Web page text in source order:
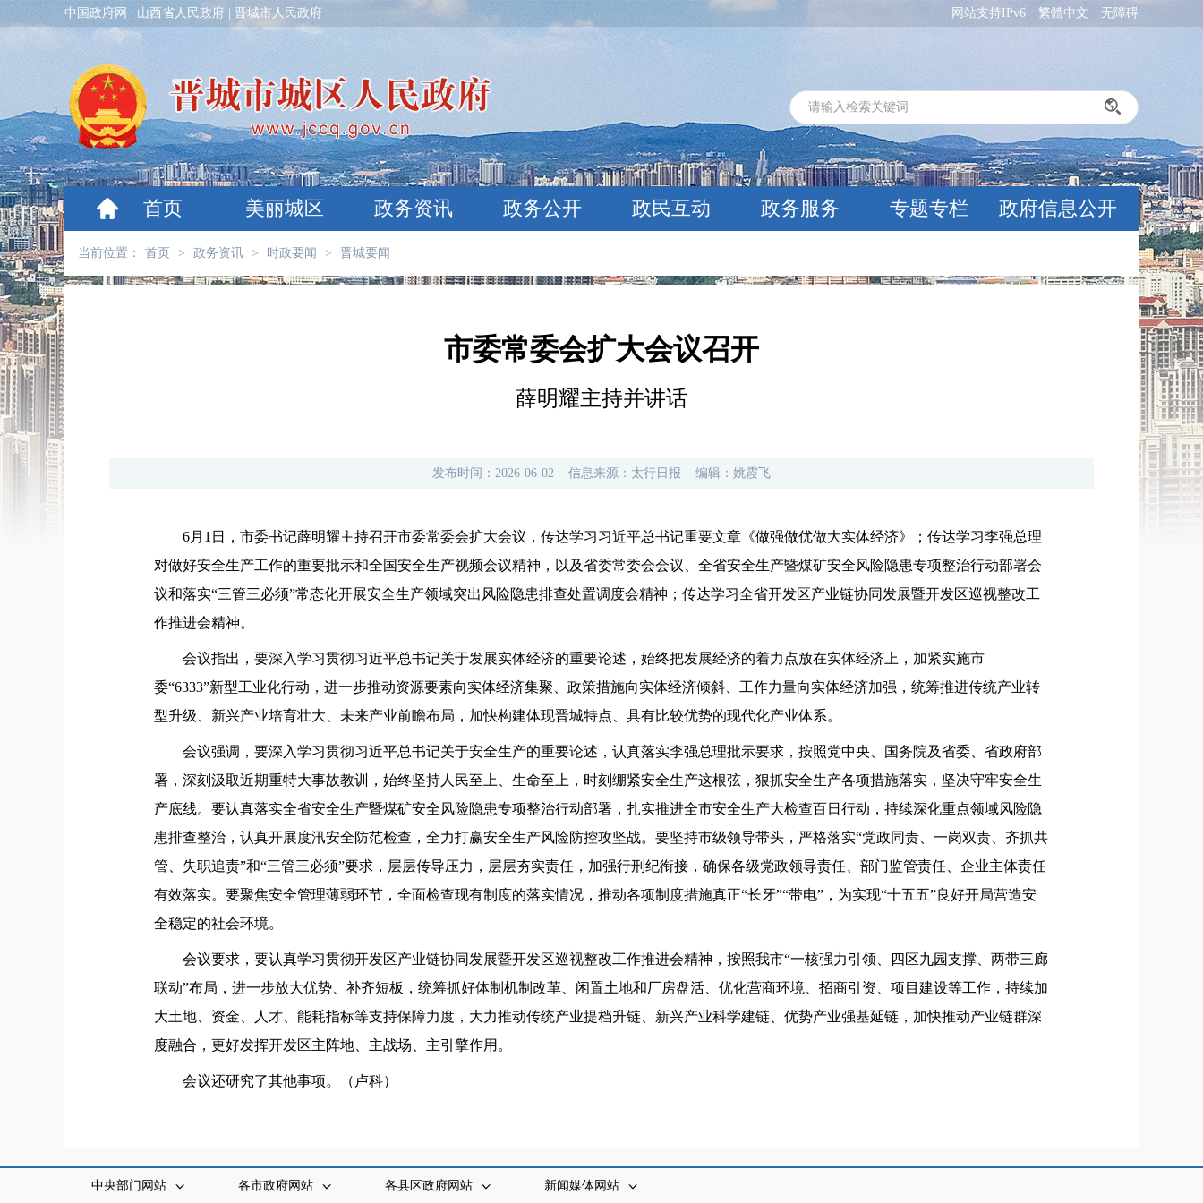
中国政府网 山西省人民政府 晋城市人民政府 网站支持IPv6 繁體中文 无障碍
首页 美丽城区 政务资讯 政务公开 政民互动 政务服务 专题专栏 政府信息公开
当前位置： 首页 > 政务资讯 > 时政要闻 > 晋城要闻
市委常委会扩大会议召开
薛明耀主持并讲话
发布时间： 2026-06-02 信息来源： 太行日报 编辑： 姚霞飞
6月1日，市委书记薛明耀主持召开市委常委会扩大会议，传达学习习近平总书记重要文章《做强做优做大实体经济》；传达学习李强总理
对做好安全生产工作的重要批示和全国安全生产视频会议精神，以及省委常委会会议、全省安全生产暨煤矿安全风险隐患专项整治行动部署会
议和落实“三管三必须”常态化开展安全生产领域突出风险隐患排查处置调度会精神；传达学习全省开发区产业链协同发展暨开发区巡视整改工
作推进会精神。
会议指出，要深入学习贯彻习近平总书记关于发展实体经济的重要论述，始终把发展经济的着力点放在实体经济上，加紧实施市
委“6333”新型工业化行动，进一步推动资源要素向实体经济集聚、政策措施向实体经济倾斜、工作力量向实体经济加强，统筹推进传统产业转
型升级、新兴产业培育壮大、未来产业前瞻布局，加快构建体现晋城特点、具有比较优势的现代化产业体系。
会议强调，要深入学习贯彻习近平总书记关于安全生产的重要论述，认真落实李强总理批示要求，按照党中央、国务院及省委、省政府部
署，深刻汲取近期重特大事故教训，始终坚持人民至上、生命至上，时刻绷紧安全生产这根弦，狠抓安全生产各项措施落实，坚决守牢安全生
产底线。要认真落实全省安全生产暨煤矿安全风险隐患专项整治行动部署，扎实推进全市安全生产大检查百日行动，持续深化重点领域风险隐
患排查整治，认真开展度汛安全防范检查，全力打赢安全生产风险防控攻坚战。要坚持市级领导带头，严格落实“党政同责、一岗双责、齐抓共
管、失职追责”和“三管三必须”要求，层层传导压力，层层夯实责任，加强行刑纪衔接，确保各级党政领导责任、部门监管责任、企业主体责任
有效落实。要聚焦安全管理薄弱环节，全面检查现有制度的落实情况，推动各项制度措施真正“长牙”“带电”，为实现“十五五”良好开局营造安
全稳定的社会环境。
会议要求，要认真学习贯彻开发区产业链协同发展暨开发区巡视整改工作推进会精神，按照我市“一核强力引领、四区九园支撑、两带三廊
联动”布局，进一步放大优势、补齐短板，统筹抓好体制机制改革、闲置土地和厂房盘活、优化营商环境、招商引资、项目建设等工作，持续加
大土地、资金、人才、能耗指标等支持保障力度，大力推动传统产业提档升链、新兴产业科学建链、优势产业强基延链，加快推动产业链群深
度融合，更好发挥开发区主阵地、主战场、主引擎作用。
会议还研究了其他事项。（卢科）
中央部门网站 各市政府网站 各县区政府网站 新闻媒体网站